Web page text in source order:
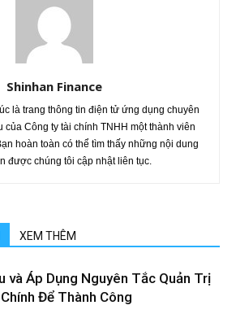
Shinhan Finance
là trang thông tin điện tử ứng dụng chuyên
của Công ty tài chính TNHH một thành viên
hoàn toàn có thể tìm thấy những nội dung
được chúng tôi cập nhật liên tục.
XEM THÊM
và Áp Dụng Nguyên Tắc Quản Trị
Để Thành Công